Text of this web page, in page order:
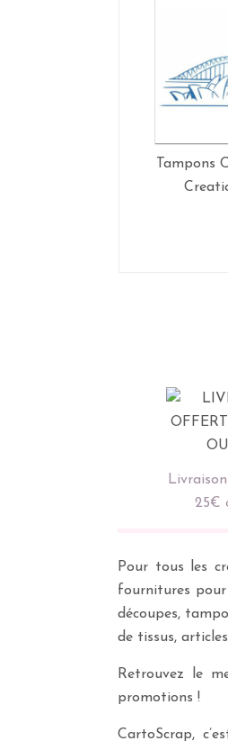
Tampons
25€
Pour tous les
fournitures pour
découpes,
de tissus,
Retrouvez le
promotions !
CartoScrap,